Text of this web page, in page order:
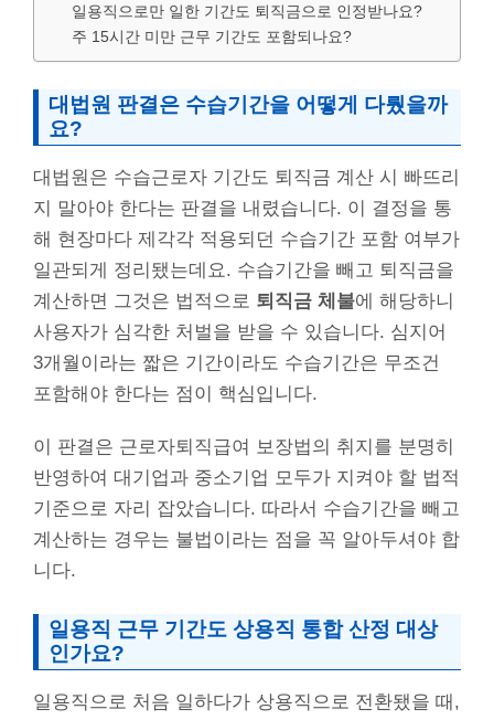
일용직으로만 일한 기간도 퇴직금으로 인정받나요?
주 15시간 미만 근무 기간도 포함되나요?
대법원 판결은 수습기간을 어떻게 다뤘을까
요?
대법원은 수습근로자 기간도 퇴직금 계산 시 빠뜨리
지 말아야 한다는 판결을 내렸습니다. 이 결정을 통
해 현장마다 제각각 적용되던 수습기간 포함 여부가
일관되게 정리됐는데요. 수습기간을 빼고 퇴직금을
계산하면 그것은 법적으로 퇴직금 체불에 해당하니
사용자가 심각한 처벌을 받을 수 있습니다. 심지어
3개월이라는 짧은 기간이라도 수습기간은 무조건
포함해야 한다는 점이 핵심입니다.
이 판결은 근로자퇴직급여 보장법의 취지를 분명히
반영하여 대기업과 중소기업 모두가 지켜야 할 법적
기준으로 자리 잡았습니다. 따라서 수습기간을 빼고
계산하는 경우는 불법이라는 점을 꼭 알아두셔야 합
니다.
일용직 근무 기간도 상용직 통합 산정 대상
인가요?
일용직으로 처음 일하다가 상용직으로 전환됐을 때,